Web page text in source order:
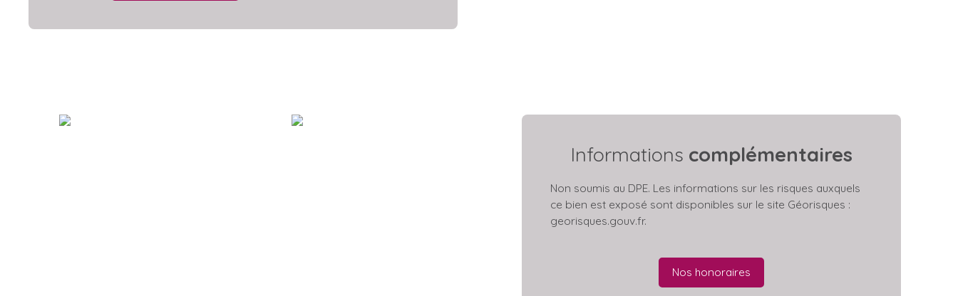
Informations complémentaires
Non soumis au DPE. Les informations sur les risques auxquels
ce bien est exposé sont disponibles sur le site Géorisques :
georisques.gouv.fr.
Nos honoraires